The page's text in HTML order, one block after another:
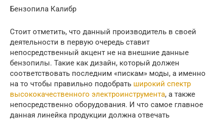
Бензопила Калибр
Стоит отметить, что данный производитель в своей
деятельности в первую очередь ставит
непосредственный акцент не на внешние данные
бензопилы. Такие как дизайн, который должен
соответствовать последним «пискам» моды, а именно
на то чтобы правильно подобрать широкий спектр
высококачественного электроинструмента, а также
непосредственно оборудования. И что самое главное
данная линейка продукции должна отвечать